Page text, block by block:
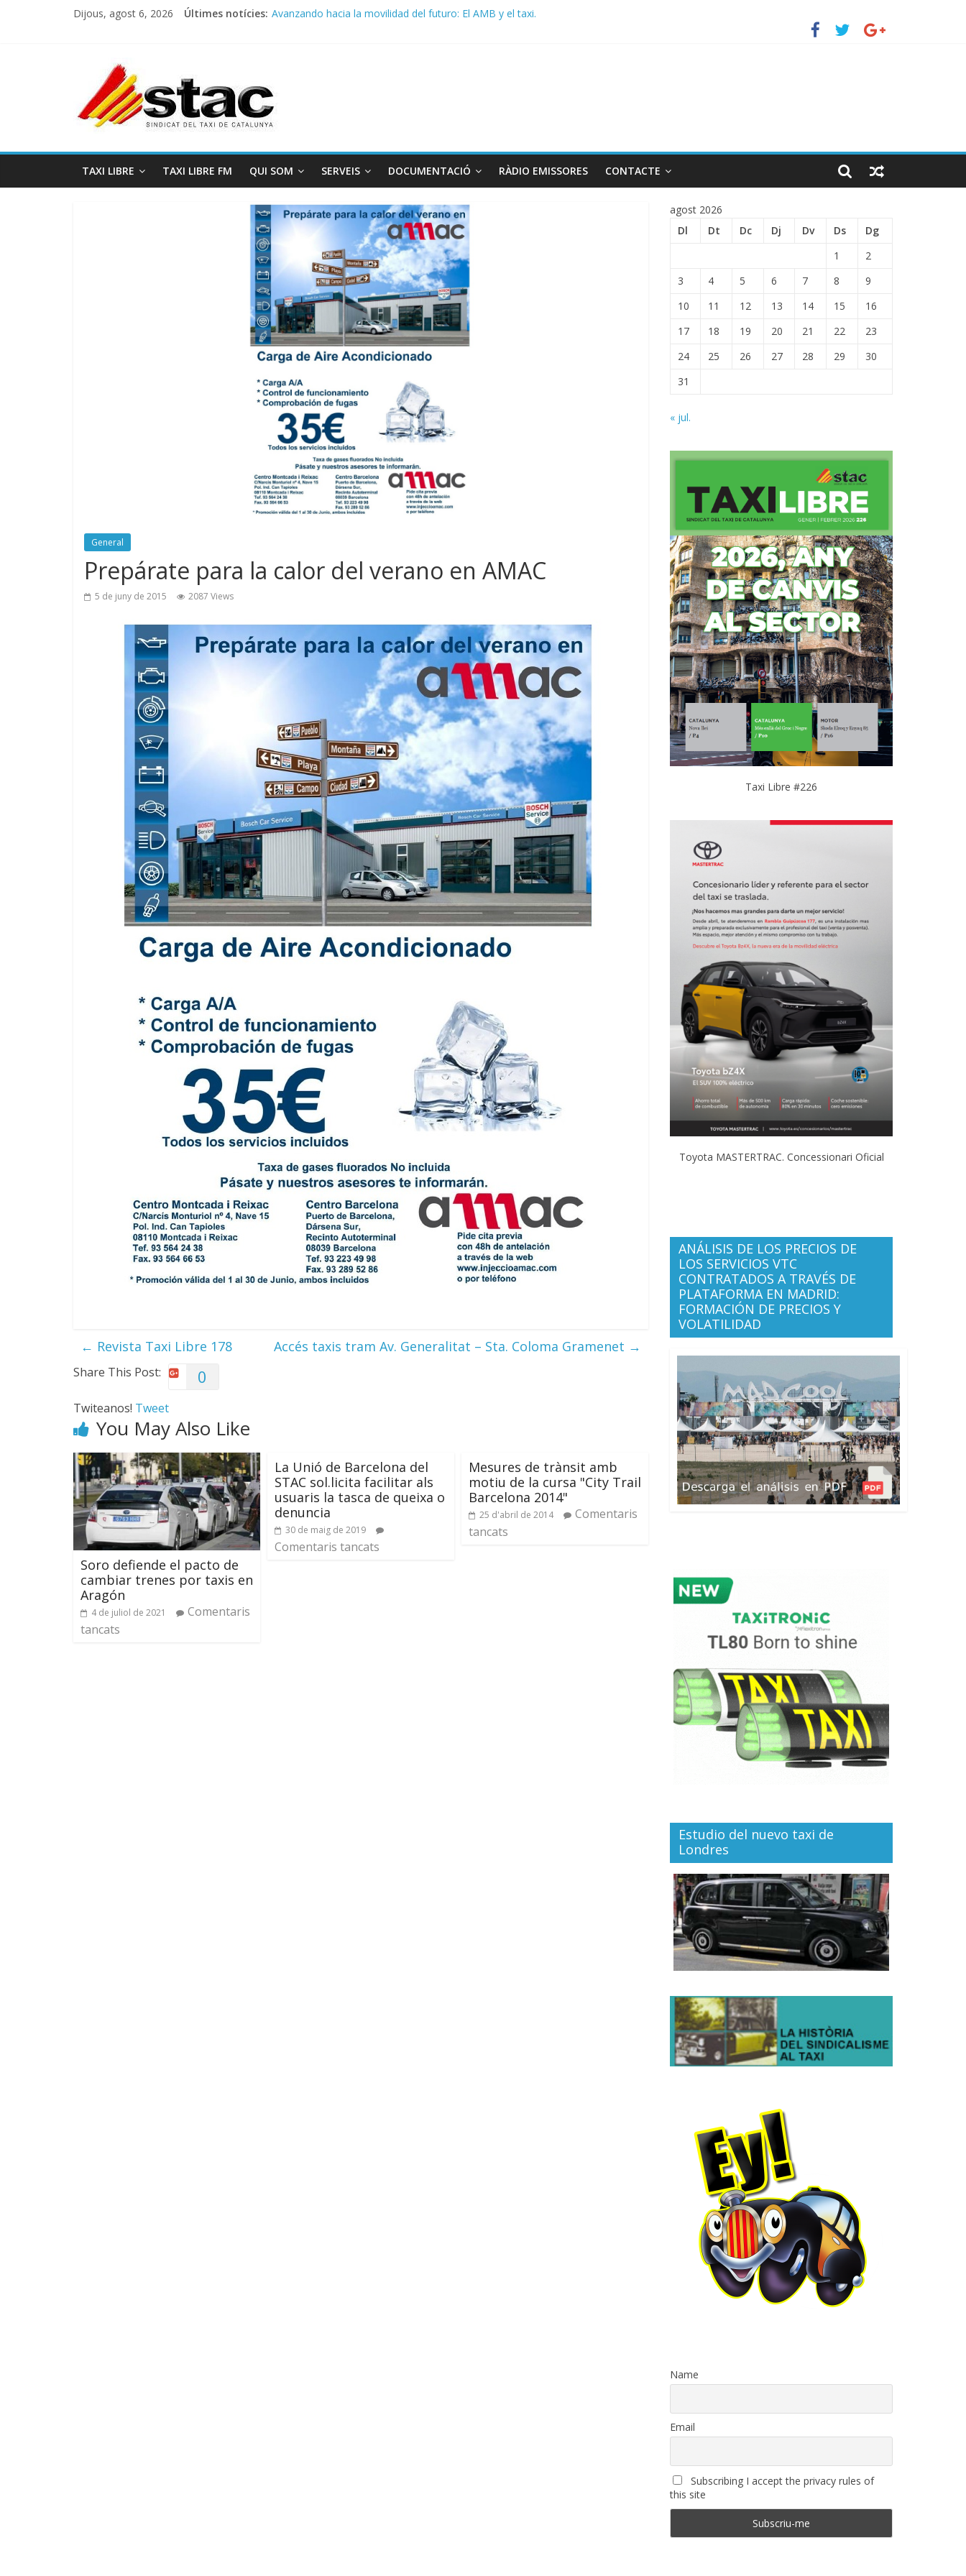
Dijous, agost 6, 2026 Últimes notícies: Avanzando hacia la movilidad del futuro: El AMB y el taxi.
TAXI LIBRE TAXI LIBRE FM QUI SOM SERVEIS DOCUMENTACIÓ RÀDIO EMISSORES CONTACTE
General
Prepárate para la calor del verano en AMAC
5 de juny de 2015 2087 Views
← Revista Taxi Libre 178 Accés taxis tram Av. Generalitat – Sta. Coloma Gramenet →
Share This Post: 0
Twiteanos! Tweet
You May Also Like
Soro defiende el pacto de
cambiar trenes por taxis en
Aragón
4 de juliol de 2021
Comentaris
tancats
La Unió de Barcelona del
STAC sol.licita facilitar als
usuaris la tasca de queixa o
denuncia
30 de maig de 2019
Comentaris tancats
Mesures de trànsit amb
motiu de la cursa "City Trail
Barcelona 2014"
25 d'abril de 2014
Comentaris
tancats
agost 2026
Dl
Dt Dc Dj Dv Ds
Dg
1
2
3
4 5 6 7 8
9
10
11 12 13 14 15
16
17
18 19 20 21 22
23
24
25 26 27 28 29
30
31
« jul.
Taxi Libre #226
Toyota MASTERTRAC. Concessionari Oficial
ANÁLISIS DE LOS PRECIOS DE
LOS SERVICIOS VTC
CONTRATADOS A TRAVÉS DE
PLATAFORMA EN MADRID:
FORMACIÓN DE PRECIOS Y
VOLATILIDAD
Estudio del nuevo taxi de
Londres
Name
Email
Subscribing I accept the privacy rules of
this site